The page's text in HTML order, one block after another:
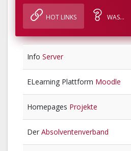
HOT LINKS WAS...
Info Server
ELearning Plattform Moodle
Homepages Projekte
Der Absolventenverband